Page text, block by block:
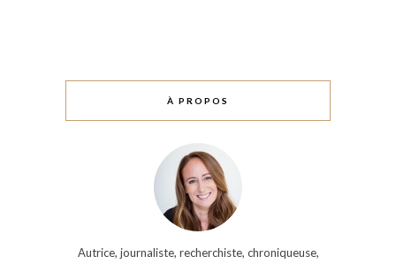
À PROPOS
Autrice, journaliste, recherchiste, chroniqueuse,